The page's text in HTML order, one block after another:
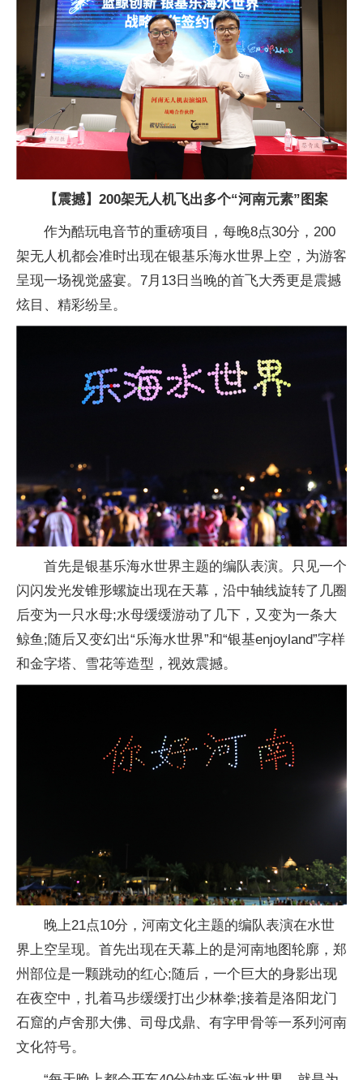
【震撼】200架无人机飞出多个“河南元素”图案
作为酷玩电音节的重磅项目，每晚8点30分，200
架无人机都会准时出现在银基乐海水世界上空，为游客
呈现一场视觉盛宴。7月13日当晚的首飞大秀更是震撼
炫目、精彩纷呈。
首先是银基乐海水世界主题的编队表演。只见一个
闪闪发光发锥形螺旋出现在天幕，沿中轴线旋转了几圈
后变为一只水母;水母缓缓游动了几下，又变为一条大
鲸鱼;随后又变幻出“乐海水世界”和“银基enjoyland”字样
和金字塔、雪花等造型，视效震撼。
晚上21点10分，河南文化主题的编队表演在水世
界上空呈现。首先出现在天幕上的是河南地图轮廓，郑
州部位是一颗跳动的红心;随后，一个巨大的身影出现
在夜空中，扎着马步缓缓打出少林拳;接着是洛阳龙门
石窟的卢舍那大佛、司母戊鼎、有字甲骨等一系列河南
文化符号。